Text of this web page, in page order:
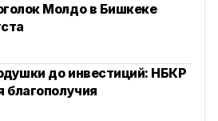
Молдо в Бишкеке
до инвестиций: НБКР
благополучия